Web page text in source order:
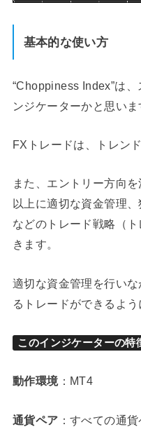
基本的な使い方
“Choppiness Index”は
ンジケーターかと思いま
FXトレードは、トレン
また、エントリー方向
以上に適切な資金管理
などのトレード戦略（
きます。
適切な資金管理を行い
るトレードができるよう
このインジケーターの特
動作環境：MT4
通貨ペア ：すべての通